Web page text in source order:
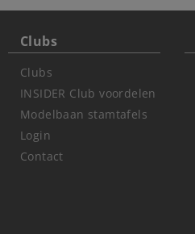
Clubs
Clubs
INSIDER Club voordelen
Modelbaan stamtafels
Login
Contact